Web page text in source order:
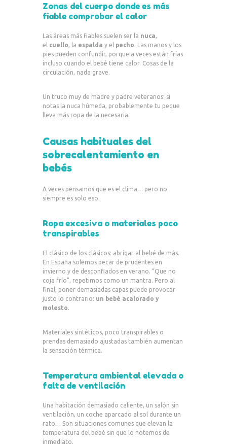
Zonas del cuerpo donde es más
fiable comprobar el calor
Las áreas más fiables suelen ser la nuca,
el cuello, la espalda y el pecho. Las manos y los
pies pueden confundir, porque a veces están frías
incluso cuando el bebé tiene calor. Cosas de la
circulación, nada grave.
Un truco muy de madre y padre veteranos: si
notas la nuca húmeda, probablemente tu peque
lleva más ropa de la necesaria.
Causas habituales del
sobrecalentamiento en
bebés
A veces pensamos que es el clima… pero no
siempre es solo eso.
Ropa excesiva o materiales poco
transpirables
El clásico de los clásicos: abrigar al bebé de más.
En España solemos pecar de prudentes en
invierno y de desconfiados en verano. “Que no
coja frío”, repetimos como un mantra. Pero al
final, poner demasiadas capas puede provocar
justo lo contrario: un bebé acalorado y
molesto.
Materiales sintéticos, poco transpirables o
prendas demasiado ajustadas también aumentan
la sensación térmica.
Temperatura ambiental elevada o
falta de ventilación
Una habitación demasiado caliente, un salón sin
ventilación, un coche aparcado al sol durante un
rato… Son situaciones comunes que elevan la
temperatura del bebé sin que lo notemos de
inmediato.